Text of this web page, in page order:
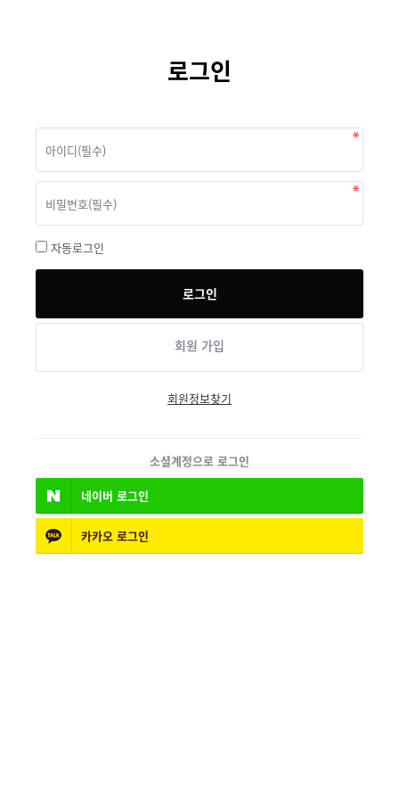
로그인
자동로그인
회원 가입
회원정보찾기
소셜계정으로 로그인
네이버 로그인
카카오 로그인